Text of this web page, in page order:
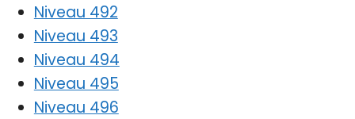
Niveau 492
Niveau 493
Niveau 494
Niveau 495
Niveau 496